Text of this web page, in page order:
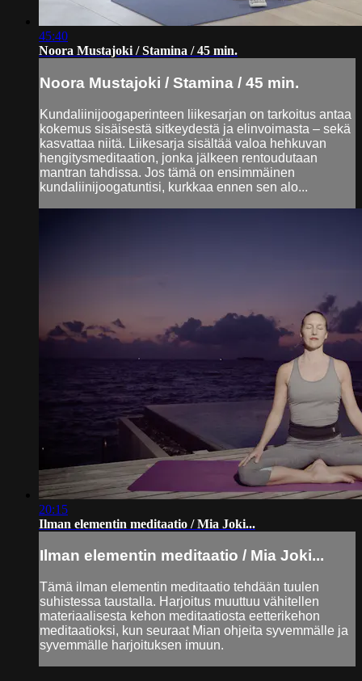
45:40
Noora Mustajoki / Stamina / 45 min.
Noora Mustajoki / Stamina / 45 min.
Kundaliinijoogaperinteen liikesarjan on tarkoitus antaa
kokemus sisäisestä sitkeydestä ja elinvoimasta – sekä
kasvattaa niitä. Liikesarja sisältää valoa hehkuvan
hengitysmeditaation, jonka jälkeen rentoudutaan
mantran tahdissa. Jos tämä on ensimmäinen
kundaliinijoogatuntisi, kurkkaa ennen sen alo...
20:15
Ilman elementin meditaatio / Mia Joki...
Ilman elementin meditaatio / Mia Joki...
Tämä ilman elementin meditaatio tehdään tuulen
suhistessa taustalla. Harjoitus muuttuu vähitellen
materiaalisesta kehon meditaatiosta eetterikehon
meditaatioksi, kun seuraat Mian ohjeita syvemmälle ja
syvemmälle harjoituksen imuun.